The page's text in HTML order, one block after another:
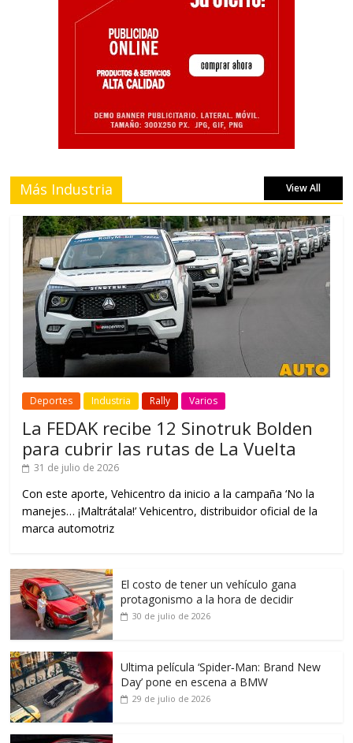
Más Industria View All
Deportes Industria Rally Varios
La FEDAK recibe 12 Sinotruk Bolden
para cubrir las rutas de La Vuelta
31 de julio de 2026
Con este aporte, Vehicentro da inicio a la campaña ‘No la
manejes… ¡Maltrátala!’ Vehicentro, distribuidor oficial de la
marca automotriz
El costo de tener un vehículo gana
protagonismo a la hora de decidir
30 de julio de 2026
Ultima película ‘Spider‑Man: Brand New
Day’ pone en escena a BMW
29 de julio de 2026